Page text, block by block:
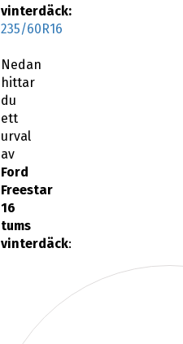
vinterdäck:
235/60R16
Nedan
hittar
du
ett
urval
av
Ford
Freestar
16
tums
vinterdäck: